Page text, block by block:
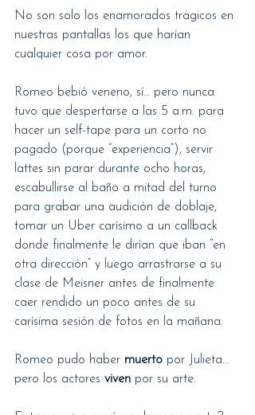
No son solo los enamorados trágicos en
nuestras pantallas los que harían
cualquier cosa por amor.
Romeo bebió veneno, sí… pero nunca
tuvo que despertarse a las 5 a.m. para
hacer un self-tape para un corto no
pagado (porque “experiencia”), servir
lattes sin parar durante ocho horas,
escabullirse al baño a mitad del turno
para grabar una audición de doblaje,
tomar un Uber carísimo a un callback
donde finalmente le dirían que iban “en
otra dirección” y luego arrastrarse a su
clase de Meisner antes de finalmente
caer rendido un poco antes de su
carísima sesión de fotos en la mañana.
Romeo pudo haber muerto por Julieta…
pero los actores viven por su arte.